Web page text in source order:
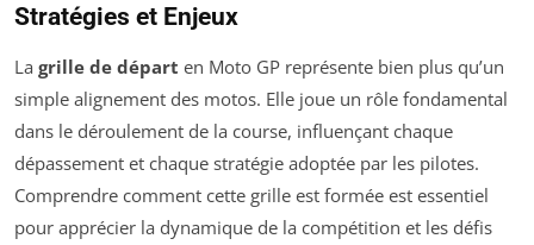
Stratégies et Enjeux
La grille de départ en Moto GP représente bien plus qu’un
simple alignement des motos. Elle joue un rôle fondamental
dans le déroulement de la course, influençant chaque
dépassement et chaque stratégie adoptée par les pilotes.
Comprendre comment cette grille est formée est essentiel
pour apprécier la dynamique de la compétition et les défis